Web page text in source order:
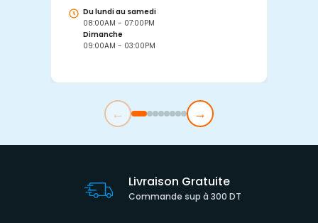
Du lundi au samedi
08:00AM - 07:00PM
Dimanche
09:00AM - 03:00PM
← →
Livraison Gratuite
Commande sup à 300 DT